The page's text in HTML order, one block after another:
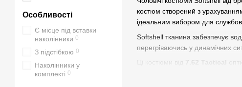
костюм створений з
ідеальним вибором для
Softshell тканина забезпечує
перегріваючись у динамічних
Ці костюми від 7.62 Tactical
Особливості
Є місце під вставки
наколінники 0
З підстібкою 0
Наколінники у
комплекті 0